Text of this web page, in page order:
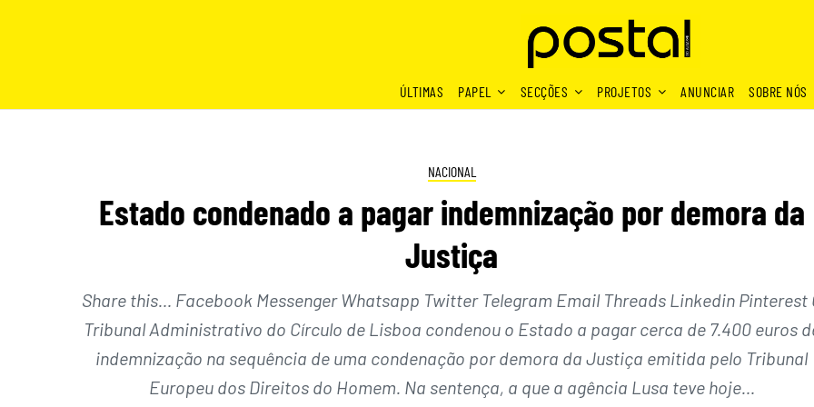
ÚLTIMAS
PAPEL SECÇÕES PROJETOS ANUNCIAR SOBRE NÓS
NACIONAL
Estado condenado a pagar indemnização por demora da
Justiça
Share this… Facebook Messenger Whatsapp Twitter Telegram Email Threads Linkedin Pinterest
Tribunal Administrativo do Círculo de Lisboa condenou o Estado a pagar cerca de 7.400 euros
indemnização na sequência de uma condenação por demora da Justiça emitida pelo Tribunal
Europeu dos Direitos do Homem. Na sentença, a que a agência Lusa teve hoje…